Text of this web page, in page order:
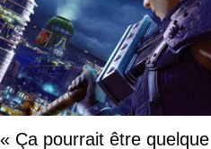
« Ça pourrait être